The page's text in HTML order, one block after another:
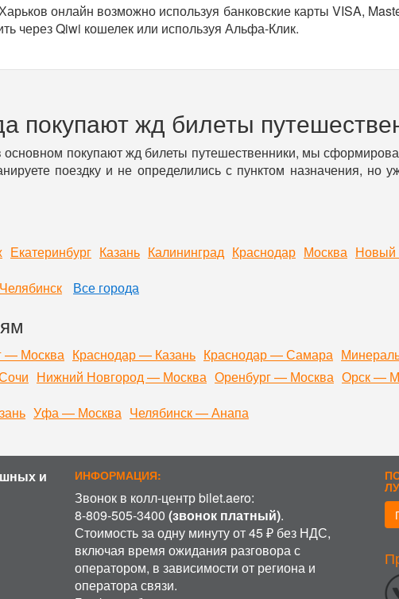
онлайн возможно используя банковские карты VISA,
через Qiwi кошелек или используя Альфа-Клик.
покупают жд билеты
покупают жд билеты путешественники, мы
поездку и не определились с пунктом назначения, но
Екатеринбург Казань Калининград Краснодар Москва Новый
Челябинск Все города
— Москва Краснодар — Казань Краснодар — Самара
Нижний Новгород — Москва Оренбург — Москва Орск —
Уфа — Москва Челябинск — Анапа
и
ИНФОРМАЦИЯ:
Звонок в колл-центр bilet.aero:
8-809-505-3400 (звонок платный).
Стоимость за одну минуту от 45 ₽ без НДС,
включая время ожидания разговора с
оператором, в зависимости от региона и
оператора связи.
ИСПОЛЬЗОВАНИЕ COOKIE
обработку файлов cookie, пользовательских данных (сведения о